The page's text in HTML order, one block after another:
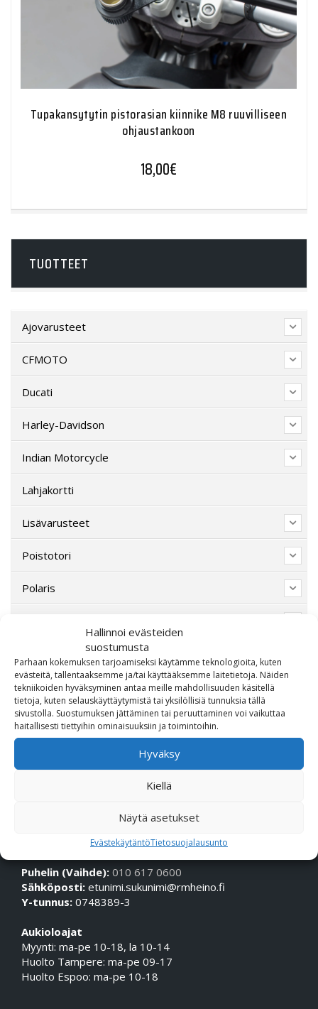
Hallinnoi evästeiden
suostumusta
Parhaan kokemuksen tarjoamiseksi käytämme teknologioita, kuten
evästeitä, tallentaaksemme ja/tai käyttääksemme laitetietoja. Näiden
tekniikoiden hyväksyminen antaa meille mahdollisuuden käsitellä
tietoja, kuten selauskäyttäytymistä tai yksilöllisiä tunnuksia tällä
sivustolla. Suostumuksen jättäminen tai peruuttaminen voi vaikuttaa
haitallisesti tiettyihin ominaisuuksiin ja toimintoihin.
Hyväksy
Kiellä
Näytä asetukset
EvästekäytäntöTietosuojalausunto
Tupakansytytin pistorasian kiinnike M8 ruuvilliseen
ohjaustankoon
18,00€
TUOTTEET
Ajovarusteet
CFMOTO
Ducati
Harley-Davidson
Indian Motorcycle
Lahjakortti
Lisävarusteet
Poistotori
Polaris
Varaosat/Sekalaiset
OTA MEIHIN YHTEYTTÄ!
Puhelin (Vaihde): 010 617 0600
Sähköposti: etunimi.sukunimi@rmheino.fi
Y-tunnus: 0748389-3
Aukioloajat
Myynti: ma-pe 10-18, la 10-14
Huolto Tampere: ma-pe 09-17
Huolto Espoo: ma-pe 10-18